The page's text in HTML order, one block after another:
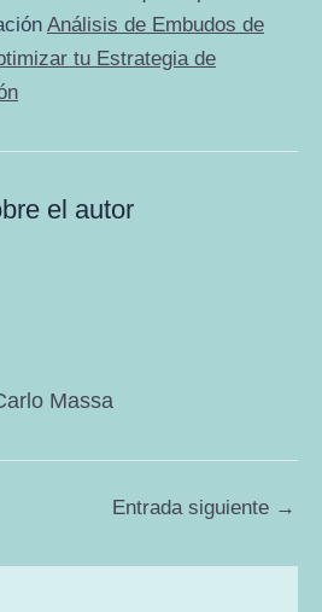
Análisis de Embudos de
tu Estrategia de
el autor
Massa
Entrada siguiente →